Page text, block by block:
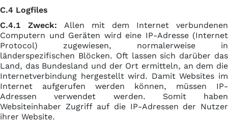
C.4 Logfiles
C.4.1 Zweck: Allen mit dem Internet verbundenen
Computern und Geräten wird eine IP-Adresse (Internet
Protocol) zugewiesen, normalerweise in
länderspezifischen Blöcken. Oft lassen sich darüber das
Land, das Bundesland und der Ort ermitteln, an dem die
Internetverbindung hergestellt wird. Damit Websites im
Internet aufgerufen werden können, müssen IP-
Adressen verwendet werden. Somit haben
Websiteinhaber Zugriff auf die IP-Adressen der Nutzer
ihrer Website.